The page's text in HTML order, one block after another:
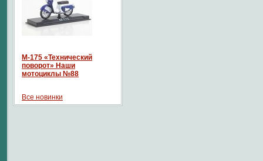
М-175 «Технический
поворот» Наши
мотоциклы №88
Все новинки